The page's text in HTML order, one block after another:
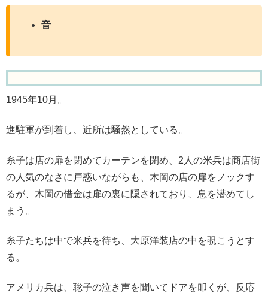
音
1945年10月。
進駐軍が到着し、近所は騒然としている。
糸子は店の扉を閉めてカーテンを閉め、2人の米兵は商店街
の人気のなさに戸惑いながらも、木岡の店の扉をノックす
るが、木岡の借金は扉の裏に隠されており、息を潜めてし
まう。
糸子たちは中で米兵を待ち、大原洋装店の中を覗こうとす
る。
アメリカ兵は、聡子の泣き声を聞いてドアを叩くが、反応